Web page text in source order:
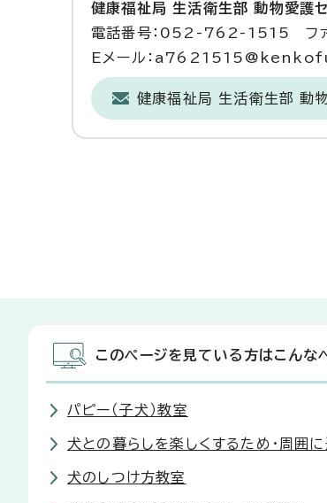
健康福祉局 生活衛生部 動物愛護
電話番号：052-762-1515 フ
Eメール：
健康福祉局 生活衛生部 動
このページを見ている方はこんな
パピー（子犬）教室
犬との暮らしを楽しくするため・周囲
犬のしつけ方教室